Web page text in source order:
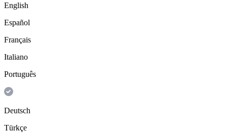
English
Español
Français
Italiano
Português
Deutsch
Türkçe